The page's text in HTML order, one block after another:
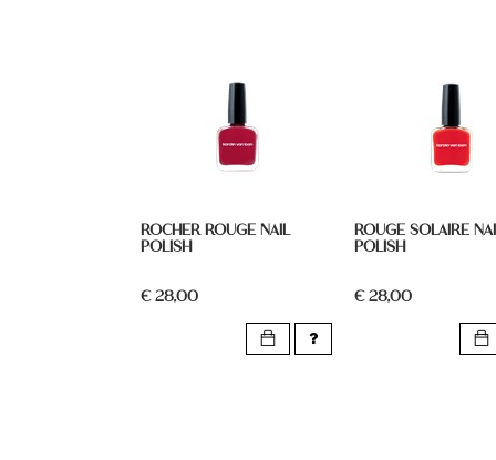
ROCHER ROUGE NAIL
POLISH
€ 28,00
ROUGE SOLAIRE
POLISH
€ 28,00